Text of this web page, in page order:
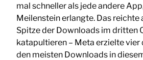
mal schneller als jede andere
Meilenstein erlangte. Das reichte
Spitze der Downloads im dritten
katapultieren – Meta erzielte
den meisten Downloads in